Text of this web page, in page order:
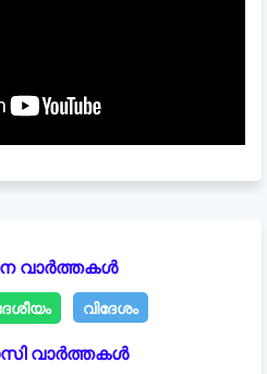
വാർത്തകൾ
വിദേശം
വാർത്തകൾ